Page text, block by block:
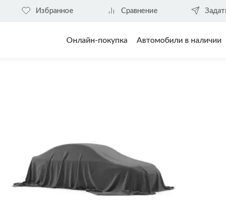
Избранное Сравнение
Онлайн-покупка Автомобили в наличии